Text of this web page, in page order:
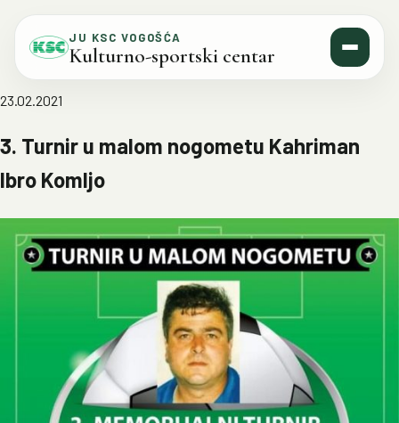
JU KSC VOGOŠĆA
Kulturno-sportski centar
23.02.2021
3. Turnir u malom nogometu Kahriman
Ibro Komljo